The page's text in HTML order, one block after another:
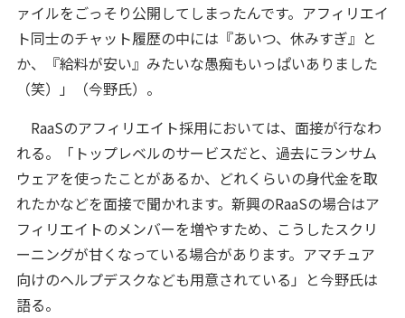
ァイルをごっそり公開してしまったんです。アフィリエイ
ト同士のチャット履歴の中には『あいつ、休みすぎ』と
か、『給料が安い』みたいな愚痴もいっぱいありました
（笑）」（今野氏）。
RaaSのアフィリエイト採用においては、面接が行なわ
れる。「トップレベルのサービスだと、過去にランサム
ウェアを使ったことがあるか、どれくらいの身代金を取
れたかなどを面接で聞かれます。新興のRaaSの場合はア
フィリエイトのメンバーを増やすため、こうしたスクリ
ーニングが甘くなっている場合があります。アマチュア
向けのヘルプデスクなども用意されている」と今野氏は
語る。